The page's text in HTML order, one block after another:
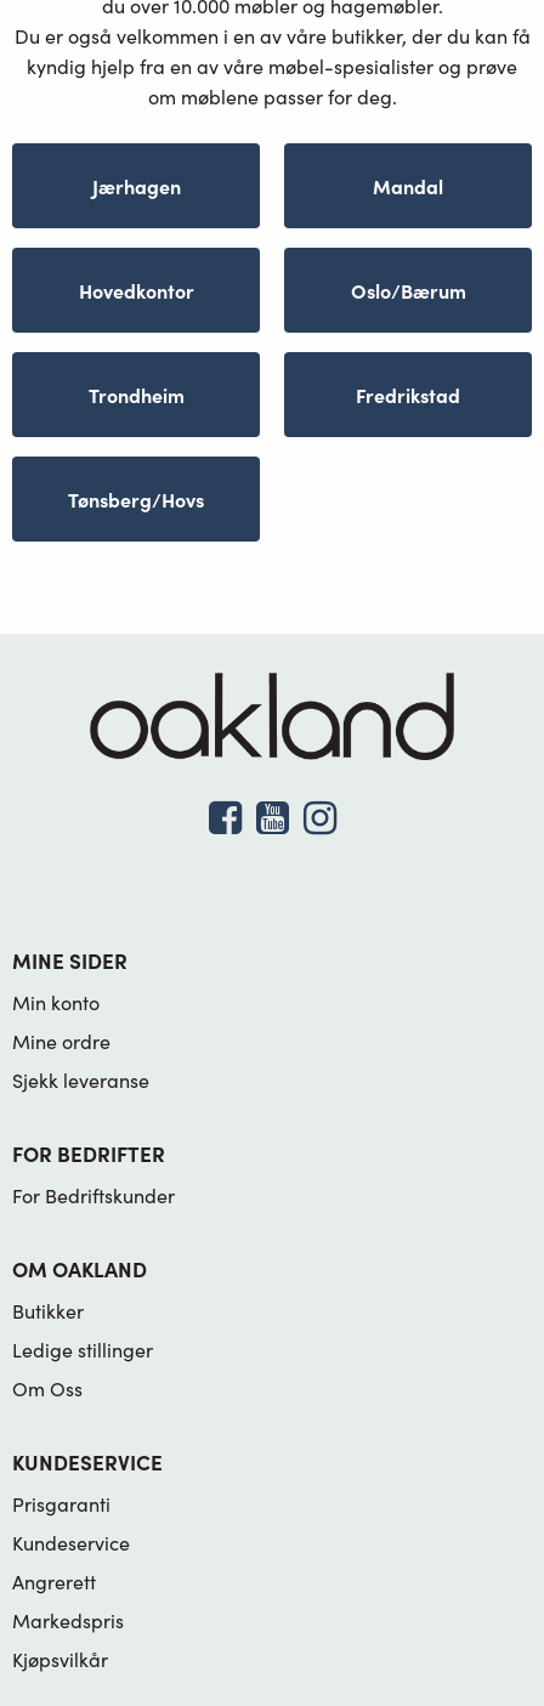
du over 10.000 møbler og hagemøbler.
Du er også velkommen i en av våre butikker, der du kan få
kyndig hjelp fra en av våre møbel-spesialister og prøve
om møblene passer for deg.
Jærhagen Mandal
Hovedkontor Oslo/Bærum
Trondheim Fredrikstad
Tønsberg/Hovs
MINE SIDER
Min konto
Mine ordre
Sjekk leveranse
FOR BEDRIFTER
For Bedriftskunder
OM OAKLAND
Butikker
Ledige stillinger
Om Oss
KUNDESERVICE
Prisgaranti
Kundeservice
Angrerett
Markedspris
Kjøpsvilkår